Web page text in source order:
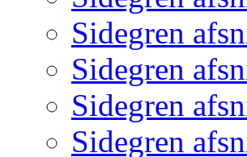
Sidegren
Sidegren
Sidegren
Sidegren